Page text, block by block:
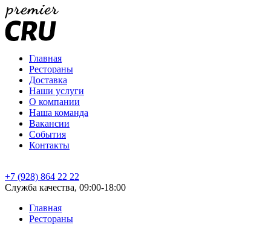
Главная
Рестораны
Доставка
Наши услуги
О компании
Наша команда
Вакансии
События
Контакты
+7 (928) 864 22 22
Служба качества, 09:00-18:00
Главная
Рестораны